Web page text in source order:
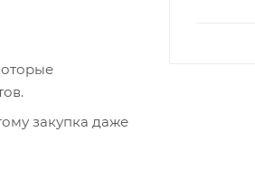
закупка даже